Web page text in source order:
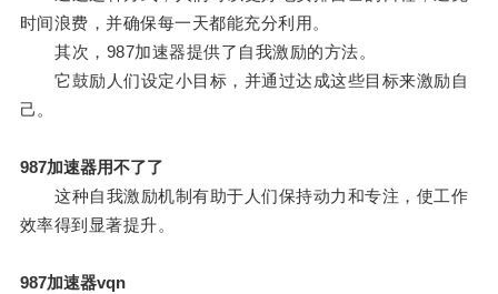
时间浪费，并确保每一天都能充分利用。
其次，987加速器提供了自我激励的方法。
它鼓励人们设定小目标，并通过达成这些目标来激励自
己。
987加速器用不了了
这种自我激励机制有助于人们保持动力和专注，使工作
效率得到显著提升。
987加速器vqn